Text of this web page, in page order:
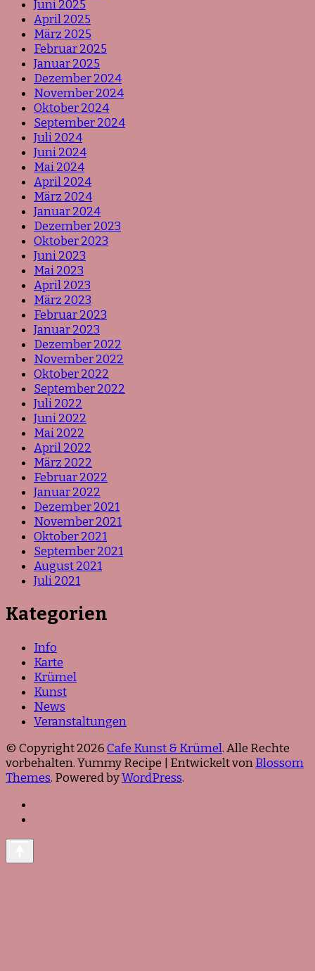
Juni 2025
April 2025
März 2025
Februar 2025
Januar 2025
Dezember 2024
November 2024
Oktober 2024
September 2024
Juli 2024
Juni 2024
Mai 2024
April 2024
März 2024
Januar 2024
Dezember 2023
Oktober 2023
Juni 2023
Mai 2023
April 2023
März 2023
Februar 2023
Januar 2023
Dezember 2022
November 2022
Oktober 2022
September 2022
Juli 2022
Juni 2022
Mai 2022
April 2022
März 2022
Februar 2022
Januar 2022
Dezember 2021
November 2021
Oktober 2021
September 2021
August 2021
Juli 2021
Kategorien
Info
Karte
Krümel
Kunst
News
Veranstaltungen
© Copyright 2026Cafe Kunst & Krümel. Alle Rechte
vorbehalten. Yummy Recipe | Entwickelt vonBlossom
Themes. Powered byWordPress.